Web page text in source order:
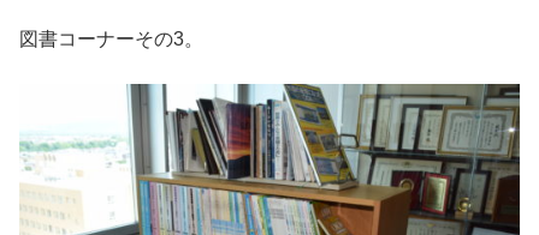
図書コーナーその3。